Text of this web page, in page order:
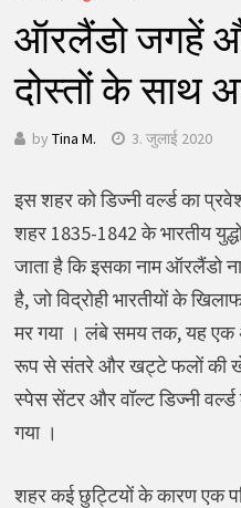
ऑरलैंडो जगहें
दोस्तों के साथ
by Tina M. 3. जुलाई 2020
इस शहर को डिज्नी वर्ल्ड का
शहर 1835-1842 के भारतीय
जाता है कि इसका नाम ऑरलैंडो
है, जो विद्रोही भारतीयों के
मर गया । लंबे समय तक, यह एक
रूप से संतरे और खट्टे फलों की
स्पेस सेंटर और वॉल्ट डिज्नी
गया ।
शहर कई छुट्टियों के कारण एक